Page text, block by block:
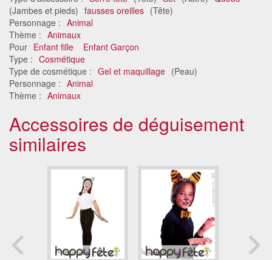
(Jambes et pieds) fausses oreilles (Tête)
Personnage : Animal
Thème : Animaux
Pour Enfant fille
Enfant Garçon
Type : Cosmétique
Type de cosmétique : Gel et maquillage (Peau)
Personnage : Animal
Thème : Animaux
Accessoires de déguisement
similaires